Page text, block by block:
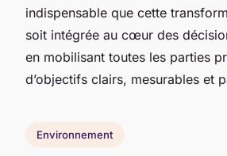
indispensable que cette
soit intégrée au cœur des
en mobilisant toutes les parties
d’objectifs clairs, mesurables et
Environnement